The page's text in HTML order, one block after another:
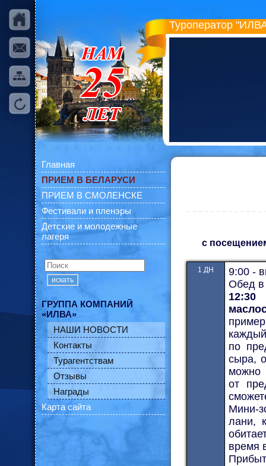
Туроператор
Главная
ПРИЕМ В БЕЛАРУСИ
ПРИЕМ В СМОЛЕНСКЕ
Фестивали и пленэры
Детские и молодежные
лагеря
искать
ГРУППА КОМПАНИЙ
«ИЛВА»
НАШИ НОВОСТИ
Контакты
Турагентствам
Отзывы
Награды
Карта сайта
с
1 ДН
9:00 -
Обед в
12:30
по
сыра,
можно
от
Мини-
лани,
время